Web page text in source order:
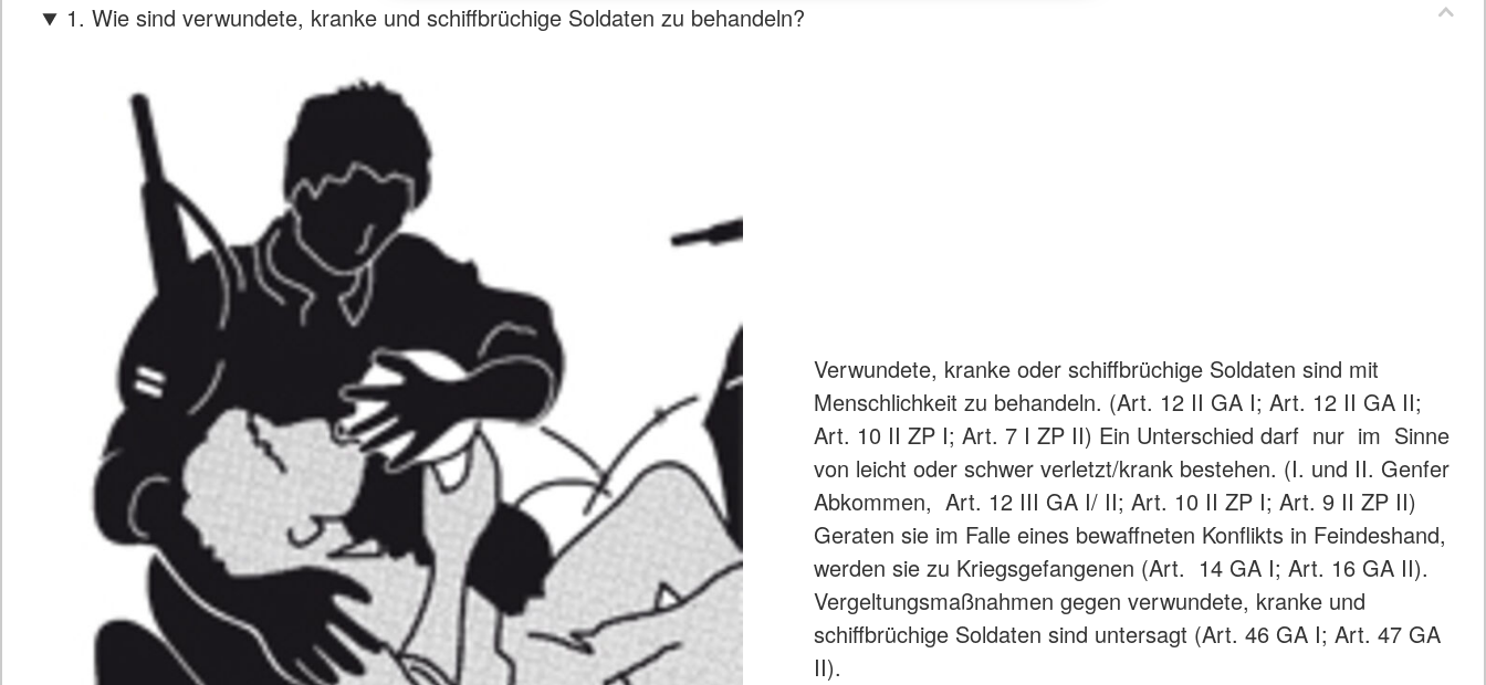
1. Wie sind verwundete, kranke und schiffbrüchige Soldaten zu behandeln?
Verwundete, kranke oder schiffbrüchige Soldaten sind mit
Menschlichkeit zu behandeln. (Art. 12 II GA I; Art. 12 II GA II;
Art. 10 II ZP I; Art. 7 I ZP II) Ein Unterschied darf nur im Sinne
von leicht oder schwer verletzt/krank bestehen. (I. und II. Genfer
Abkommen, Art. 12 III GA I/ II; Art. 10 II ZP I; Art. 9 II ZP II)
Geraten sie im Falle eines bewaffneten Konflikts in Feindeshand,
werden sie zu Kriegsgefangenen (Art. 14 GA I; Art. 16 GA II).
Vergeltungsmaßnahmen gegen verwundete, kranke und
schiffbrüchige Soldaten sind untersagt (Art. 46 GA I; Art. 47 GA
II).